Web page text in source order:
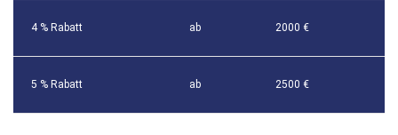
4 % Rabatt ab 2000 €
5 % Rabatt ab 2500 €